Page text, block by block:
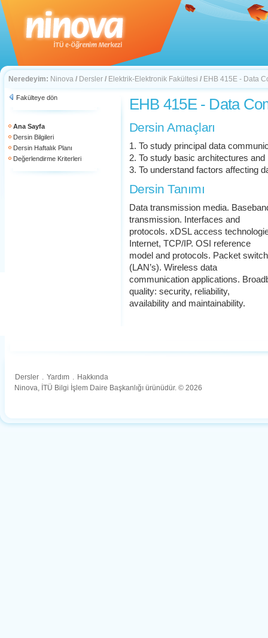
Neredeyim: Ninova / Dersler / Elektrik-Elektronik Fakültesi / EHB 415E - Data
Fakülteye dön
Ana Sayfa
Dersin Bilgileri
Dersin Haftalık Planı
Değerlendirme Kriterleri
EHB 415E - Data
Dersin Amaçları
1. To study principal data
2. To study basic architectures
3. To understand factors affecting
Dersin Tanımı
Data transmission media.
transmission. Interfaces and
protocols. xDSL access
Internet, TCP/IP. OSI reference
model and protocols. Packet
(LAN’s). Wireless data
communication applications.
quality: security, reliability,
availability and maintainability.
Dersler . Yardım . Hakkında
Ninova, İTÜ Bilgi İşlem Daire Başkanlığı ürünüdür. © 2026